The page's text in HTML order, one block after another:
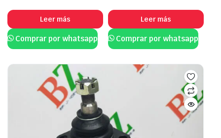
Leer más
Comprar por whatsapp
Leer más
Comprar por whatsapp